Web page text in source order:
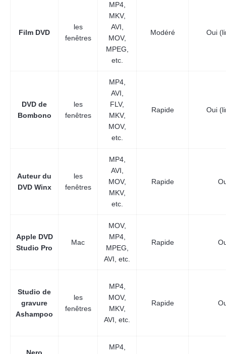
Film DVD
les
fenêtres
MP4,
MKV,
AVI,
MOV,
MPEG,
etc.
Modéré Oui
DVD de
Bombono
les
fenêtres
MP4,
AVI,
FLV,
MKV,
MOV,
etc.
Rapide Oui
Auteur du
DVD Winx
les
fenêtres
MP4,
AVI,
MOV,
MKV,
etc.
Rapide
Apple DVD
Studio Pro
Mac
MOV,
MP4,
MPEG,
AVI, etc.
Rapide
Studio de
gravure
Ashampoo
les
fenêtres
MP4,
MOV,
MKV,
AVI, etc.
Rapide
MP4,